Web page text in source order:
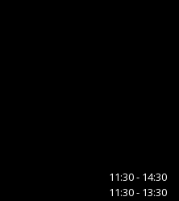
11:30 - 14:30
11:30 - 13:30